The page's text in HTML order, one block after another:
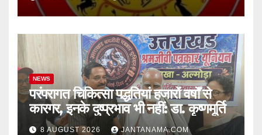
NEWS
परंपरागत चिकित्सा पद्धतियां हजारों वर्षों से
कारगर, इनके दुष्प्रभाव भी नहीं: डा. कृष्णमूर्ति
8 AUGUST 2026 JANTANAMA.COM